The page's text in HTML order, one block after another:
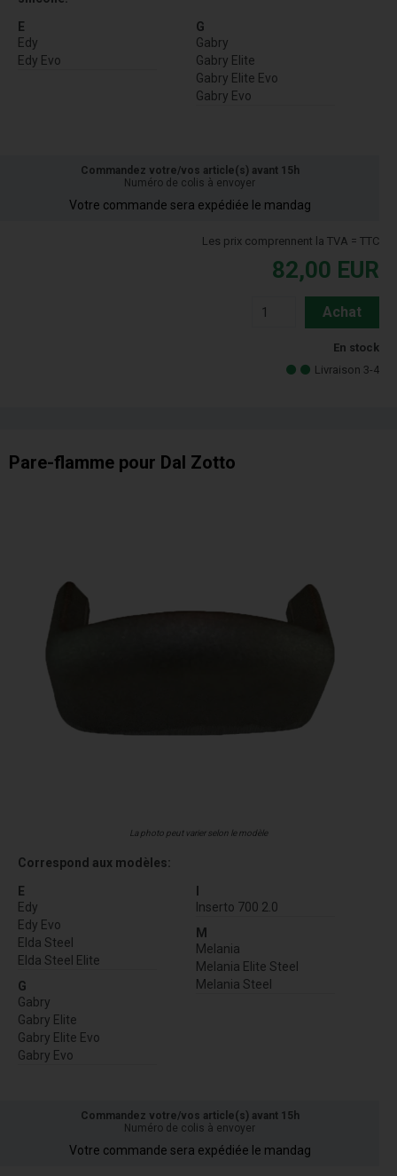
E
Edy
Edy Evo
G
Gabry
Gabry Elite
Gabry Elite Evo
Gabry Evo
Commandez votre/vos article(s) avant 15h
Numéro de colis à envoyer
Votre commande sera expédiée le mandag
Les prix comprennent la TVA = TTC
82,00 EUR
Achat
En stock
Livraison 3-4
Pare-flamme pour Dal Zotto
La photo peut varier selon le modèle
Correspond aux modèles:
E
Edy
Edy Evo
Elda Steel
Elda Steel Elite
G
Gabry
Gabry Elite
Gabry Elite Evo
Gabry Evo
Inserto 700 2.0
M
Melania
Melania Elite Steel
Melania Steel
Commandez votre/vos article(s) avant 15h
Numéro de colis à envoyer
Votre commande sera expédiée le mandag